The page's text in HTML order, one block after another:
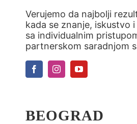
Verujemo da najbolji
kada se znanje, iskustvo
sa individualnim
partnerskom saradnjom
BEOGRAD